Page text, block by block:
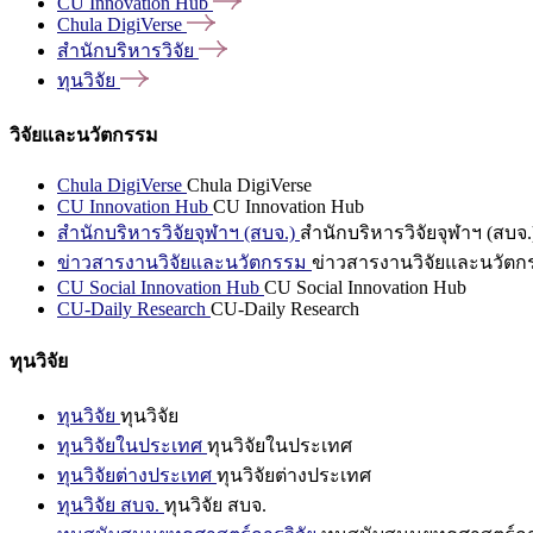
Chula DigiVerse
สำนักบริหารวิจัย
ทุนวิจัย
วิจัยและนวัตกรรม
Chula DigiVerse Chula DigiVerse
CU Innovation Hub CU Innovation Hub
สำนักบริหารวิจัยจุฬาฯ (สบจ.) สำนักบริหารวิจัยจุฬาฯ (สบจ
ข่าวสารงานวิจัยและนวัตกรรม ข่าวสารงานวิจัยและนวัตก
CU Social Innovation Hub CU Social Innovation Hub
CU-Daily Research CU-Daily Research
ทุนวิจัย
ทุนวิจัย ทุนวิจัย
ทุนวิจัยในประเทศ ทุนวิจัยในประเทศ
ทุนวิจัยต่างประเทศ ทุนวิจัยต่างประเทศ
ทุนวิจัย สบจ. ทุนวิจัย สบจ.